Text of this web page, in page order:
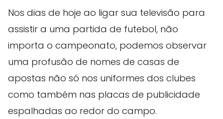
Nos dias de hoje ao ligar sua televisão para
assistir a uma partida de futebol, não
importa o campeonato, podemos observar
uma profusão de nomes de casas de
apostas não só nos uniformes dos clubes
como também nas placas de publicidade
espalhadas ao redor do campo.